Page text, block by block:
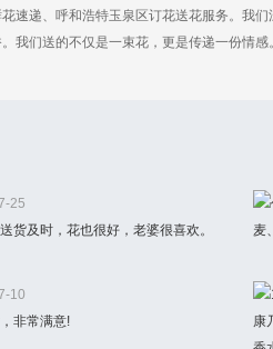
速递、呼和浩特玉泉区订花送花服务。我
我们送的不仅是一束花，更是传递一份情感
25
货及时，花也很好，老婆很喜欢。
10
非常满意!